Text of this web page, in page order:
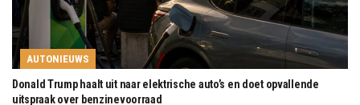
AUTONIEUWS
Donald Trump haalt uit naar elektrische auto’s en doet opvallende
uitspraak over benzinevoorraad